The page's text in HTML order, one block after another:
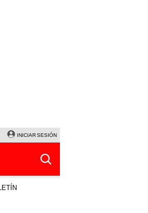
SINUANO RESULTADOS HOY
INICIAR SESIÓN